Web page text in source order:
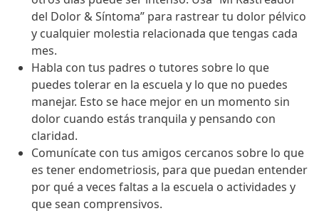
del Dolor & Síntoma” para rastrear tu dolor pélvico
y cualquier molestia relacionada que tengas cada
mes.
Habla con tus padres o tutores sobre lo que
puedes tolerar en la escuela y lo que no puedes
manejar. Esto se hace mejor en un momento sin
dolor cuando estás tranquila y pensando con
claridad.
Comunícate con tus amigos cercanos sobre lo que
es tener endometriosis, para que puedan entender
por qué a veces faltas a la escuela o actividades y
que sean comprensivos.